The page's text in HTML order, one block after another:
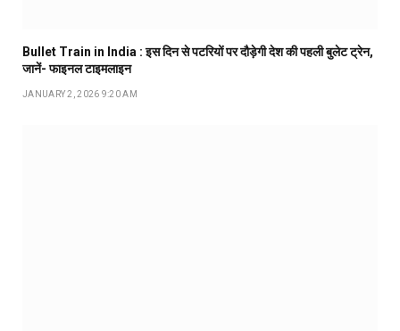
Bullet Train in India : इस दिन से पटरियों पर दौड़ेगी देश की पहली बुलेट ट्रेन,
जानें- फाइनल टाइमलाइन
JANUARY 2, 2026 9:20 AM